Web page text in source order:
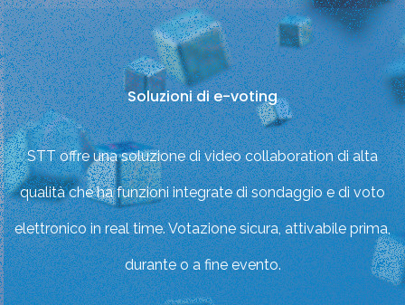
Soluzioni di e-voting
STT offre una soluzione di video collaboration di alta
qualità che ha funzioni integrate di sondaggio e di voto
elettronico in real time. Votazione sicura, attivabile prima,
durante o a fine evento.